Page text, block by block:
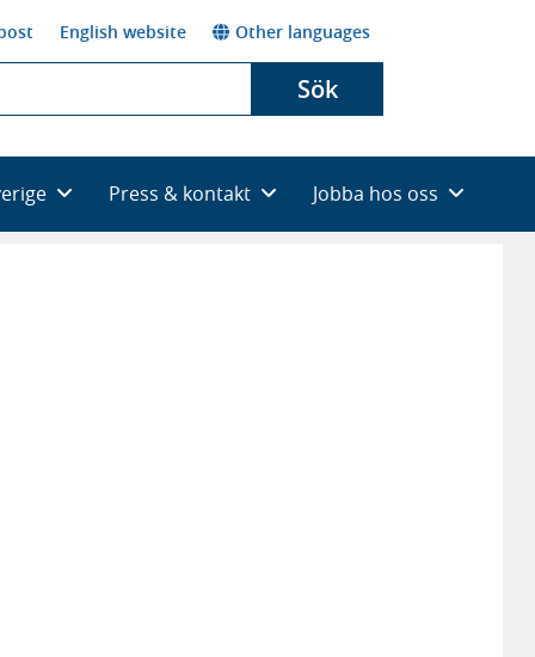
English website Other languages
Sök
Press & kontakt Jobba hos oss